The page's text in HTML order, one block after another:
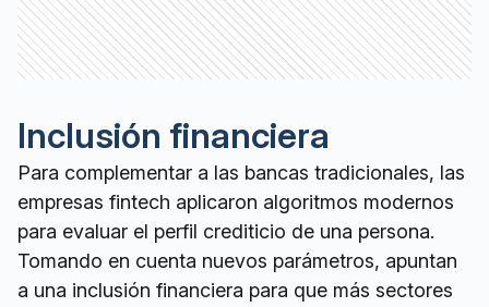
Inclusión financiera
Para complementar a las bancas tradicionales, las
empresas fintech aplicaron algoritmos modernos
para evaluar el perfil crediticio de una persona.
Tomando en cuenta nuevos parámetros, apuntan
a una inclusión financiera para que más sectores